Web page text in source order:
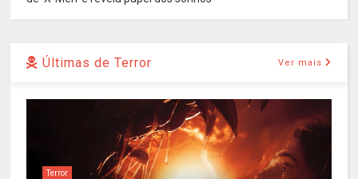
Últimas de Terror Ver mais
Terror